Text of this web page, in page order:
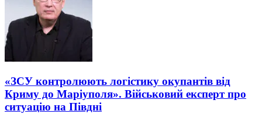
«ЗСУ контролюють логістику окупантів від
Криму до Маріуполя». Військовий експерт про
ситуацію на Півдні